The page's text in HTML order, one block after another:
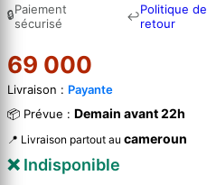
🔒Paiement
sécurisé
↩Politique de
retour
69 000
Livraison : Payante
📦 Prévue : Demain avant 22h
📍 Livraison partout au cameroun
❌ Indisponible